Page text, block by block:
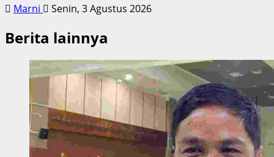
Marni Senin, 3 Agustus 2026
Berita lainnya